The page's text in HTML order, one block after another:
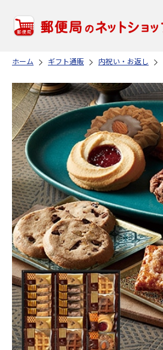
ホーム ギフト通販 内祝い・お返し